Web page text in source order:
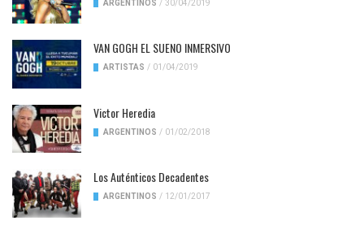
ARGENTINOS / 30/04/2019
VAN GOGH EL SUENO INMERSIVO
ARTISTAS / 01/04/2019
Victor Heredia
ARGENTINOS / 01/02/2018
Los Auténticos Decadentes
ARGENTINOS / 12/01/2017